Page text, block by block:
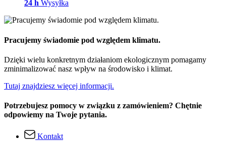
24 h Wysyłka
Pracujemy świadomie pod względem klimatu.
Dzięki wielu konkretnym działaniom ekologicznym pomagamy
zminimalizować nasz wpływ na środowisko i klimat.
Tutaj znajdziesz więcej informacji.
Potrzebujesz pomocy w związku z zamówieniem? Chętnie
odpowiemy na Twoje pytania.
Kontakt